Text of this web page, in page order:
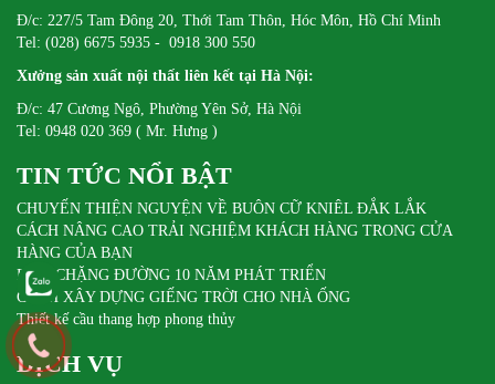
Đ/c: 227/5 Tam Đông 20, Thới Tam Thôn, Hóc Môn, Hồ Chí Minh
Tel: (028) 6675 5935 - 0918 300 550
Xưởng sản xuất nội thất liên kết tại Hà Nội:
Đ/c: 47 Cương Ngô, Phường Yên Sở, Hà Nội
Tel: 0948 020 369 ( Mr. Hưng )
TIN TỨC NỔI BẬT
CHUYẾN THIỆN NGUYỆN VỀ BUÔN CỮ KNIÊL ĐẮK LẮK
CÁCH NÂNG CAO TRẢI NGHIỆM KHÁCH HÀNG TRONG CỬA
HÀNG CỦA BẠN
DIFA CHẶNG ĐƯỜNG 10 NĂM PHÁT TRIỂN
CÁCH XÂY DỰNG GIẾNG TRỜI CHO NHÀ ỐNG
Thiết kế cầu thang hợp phong thủy
DỊCH VỤ